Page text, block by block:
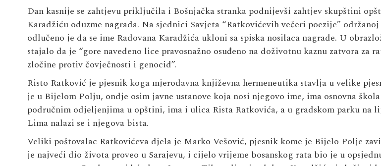
Dan kasnije se zahtjevu priključila i Bošnjačka stranka podnijevši zahtjev skupštini
Karadžiću oduzme nagrada. Na sjednici Savjeta “Ratkovićevih večeri poezije” održanoj
odlučeno je da se ime Radovana Karadžića ukloni sa spiska nosilaca nagrade. U
stajalo da je “gore navedeno lice pravosnažno osuđeno na doživotnu kaznu zatvora za
zločine protiv čovječnosti i genocid”.
Risto Ratković je pjesnik koga mjerodavna književna hermeneutika stavlja u velike
je u Bijelom Polju, ondje osim javne ustanove koja nosi njegovo ime, ima osnovna škola
područnim odjeljenjima u opštini, ima i ulica Rista Ratkovića, a u gradskom parku na
Lima nalazi se i njegova bista.
Veliki poštovalac Ratkovićeva djela je Marko Vešović, pjesnik kome je Bijelo Polje
je najveći dio života proveo u Sarajevu, i cijelo vrijeme bosanskog rata bio je u